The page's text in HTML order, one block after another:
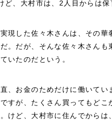
ど、大村市は、2人目からは
現した佐々木さんは、その
。だが、そんな佐々木さん
いたのだという。
、お金のためだけに働いて
すが、たくさん買ってもど
けど、大村市に住んでから